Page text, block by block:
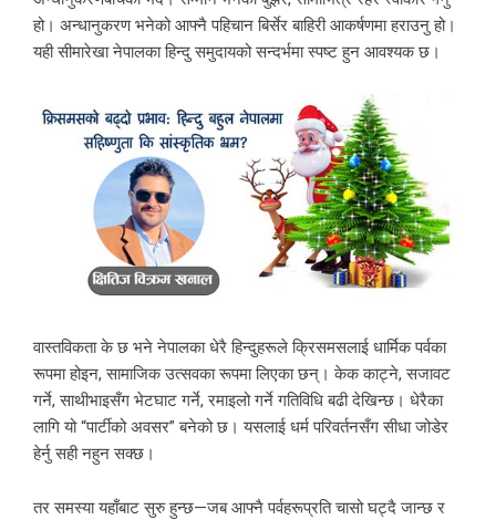
हो। अन्धानुकरण भनेको आफ्नै पहिचान बिर्सेर बाहिरी आकर्षणमा हराउनु हो।
यही सीमारेखा नेपालका हिन्दु समुदायको सन्दर्भमा स्पष्ट हुन आवश्यक छ।
वास्तविकता के छ भने नेपालका धेरै हिन्दुहरूले क्रिसमसलाई धार्मिक पर्वका
रूपमा होइन, सामाजिक उत्सवका रूपमा लिएका छन्। केक काट्ने, सजावट
गर्ने, साथीभाइसँग भेटघाट गर्ने, रमाइलो गर्ने गतिविधि बढी देखिन्छ। धेरैका
लागि यो “पार्टीको अवसर” बनेको छ। यसलाई धर्म परिवर्तनसँग सीधा जोडेर
हेर्नु सही नहुन सक्छ।
तर समस्या यहाँबाट सुरु हुन्छ—जब आफ्नै पर्वहरूप्रति चासो घट्दै जान्छ र